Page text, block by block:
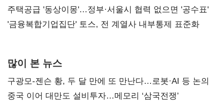
진실 밝혀야"
주택공급 '동상이몽'…정부·서울시 협력 없으면 '공수표'
'금융복합기업집단' 토스, 전 계열사 내부통제 표준화
많이 본 뉴스
구광모-젠슨 황, 두 달 만에 또 만난다…로봇·AI 등 논의
중국 이어 대만도 설비투자…메모리 ‘삼국전쟁’